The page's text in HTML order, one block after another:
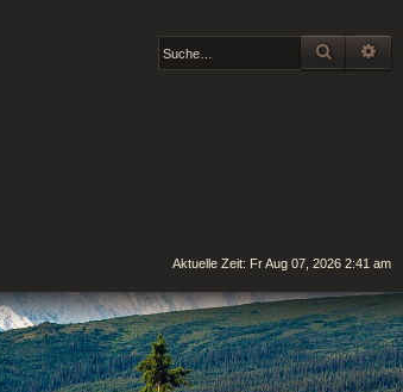
SUCHE
Aktuelle Zeit: Fr Aug 07, 2026 2:41 am